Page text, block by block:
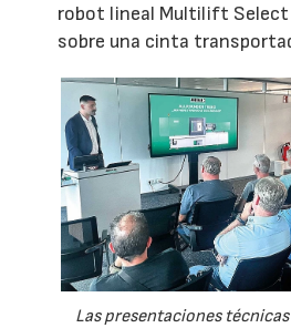
robot lineal Multilift Select
sobre una cinta
Las presentaciones